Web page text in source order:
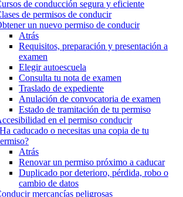
de conducción segura y eficiente
de permisos de conducir
un nuevo permiso de conducir
Atrás
Requisitos, preparación y presentación a
examen
Elegir autoescuela
Consulta tu nota de examen
Traslado de expediente
Anulación de convocatoria de examen
Estado de tramitación de tu permiso
en el permiso conducir
caducado o necesitas una copia de tu
Atrás
Renovar un permiso próximo a caducar
Duplicado por deterioro, pérdida, robo o
cambio de datos
mercancías peligrosas